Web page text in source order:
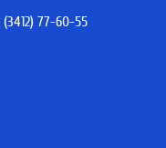
(3412) 77-60-55